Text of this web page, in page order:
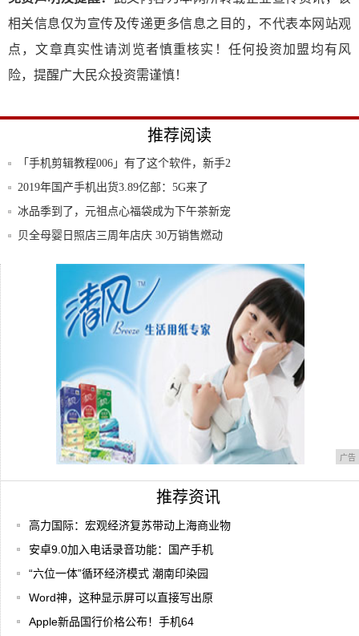
相关信息仅为宣传及传递更多信息之目的，不代表本网站观
点，文章真实性请浏览者慎重核实！任何投资加盟均有风
险，提醒广大民众投资需谨慎！
推荐阅读
「手机剪辑教程006」有了这个软件，新手2
分
2019年国产手机出货3.89亿部：5G来了
冰品季到了，元祖点心福袋成为下午茶新宠
贝全母婴日照店三周年店庆 30万销售燃动
数字经济发展日新月异:链智未来，多维赋
广告
推荐资讯
高力国际：宏观经济复苏带动上海商业物
安卓9.0加入电话录音功能：国产手机
“六位一体”循环经济模式 潮南印染园
Word神，这种显示屏可以直接写出原
Apple新品国行价格公布！手机64